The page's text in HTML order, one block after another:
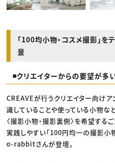
「100均小物・コスメ撮影」
景
◾️クリエイターからの要望が多
CREAVEが行うクリエイター向けア
識していることや使っている小物な
〈撮影小物・撮影裏側〉を希望する
実践しやすい「100円均一の撮影
o-rabbitさんが登壇。